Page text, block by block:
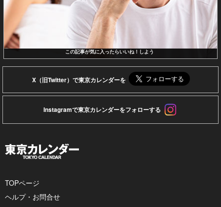
この記事が気に入ったらいいね！しよう
X（旧Twitter）で東京カレンダーを
Instagramで東京カレンダーをフォローする
TOPページ
ヘルプ・お問合せ